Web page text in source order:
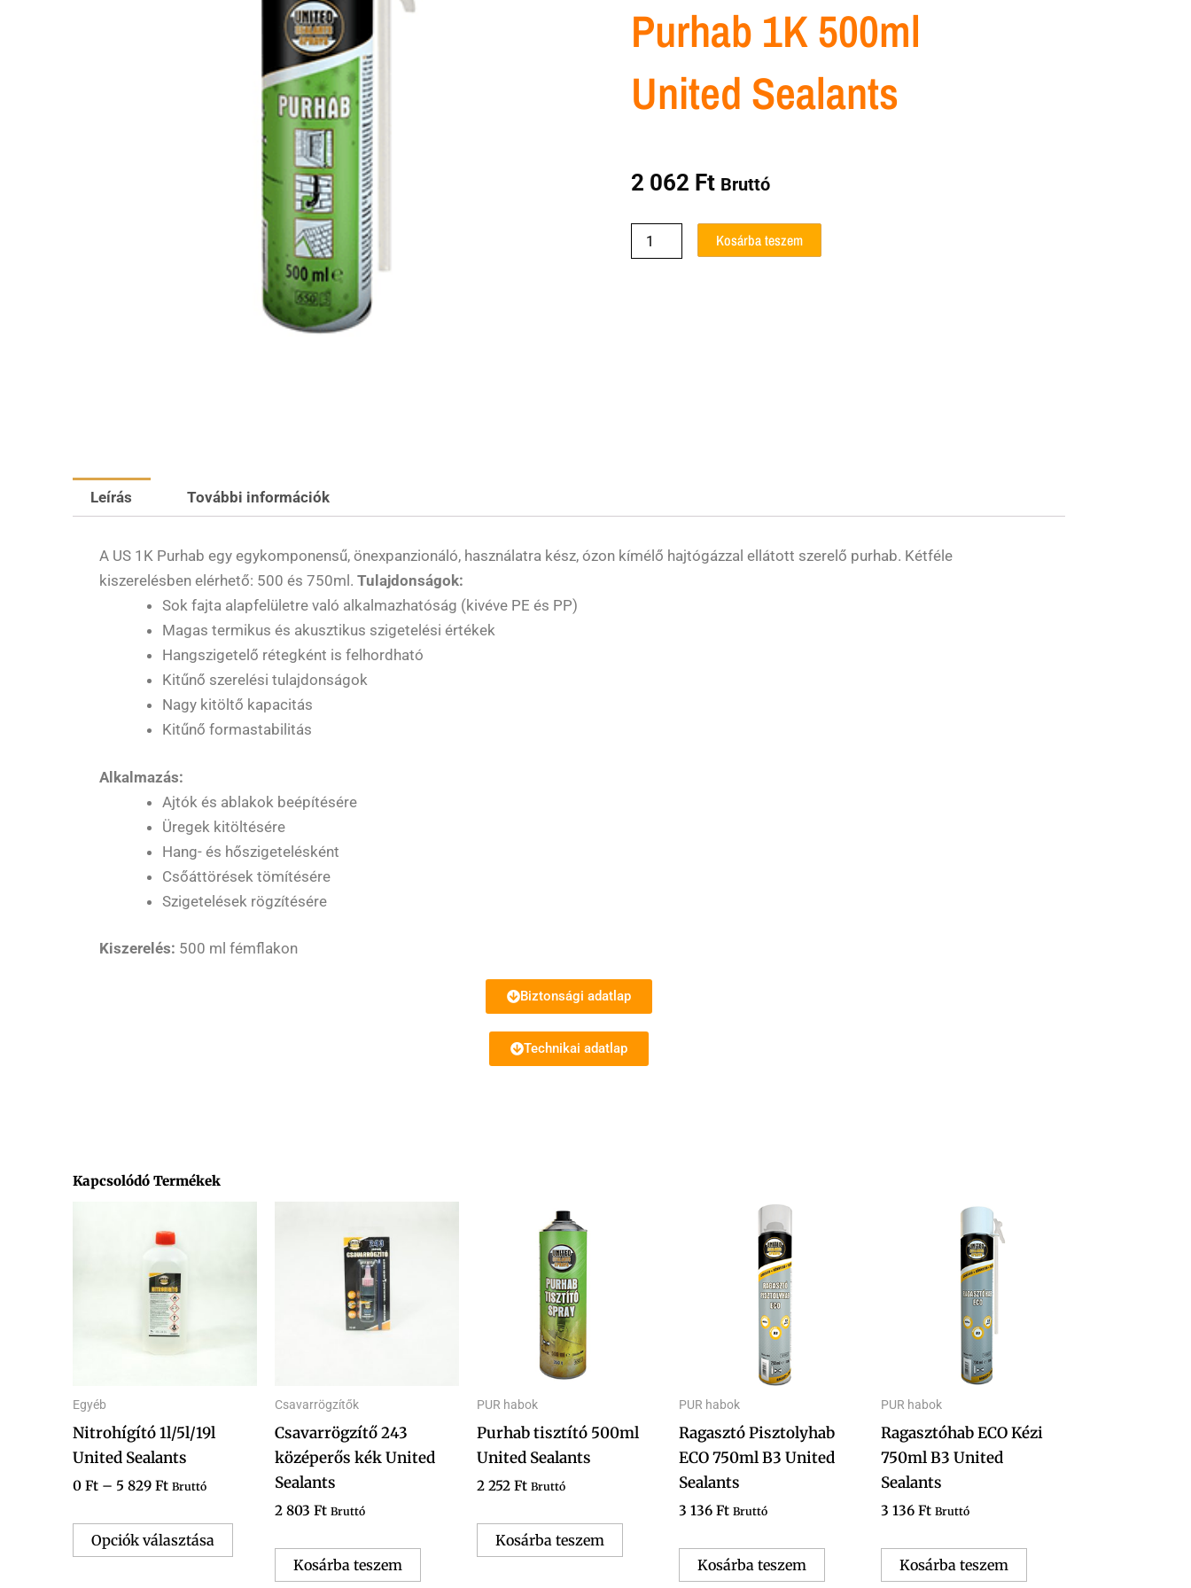
Purhab 1K 500ml
United Sealants
2 062 Ft Bruttó
Kosárba teszem
Leírás További információk
A US 1K Purhab egy egykomponensű, önexpanzionáló, használatra kész, ózon kímélő hajtógázzal ellátott szerelő purhab. Kétféle
kiszerelésben elérhető: 500 és 750ml. Tulajdonságok:
Sok fajta alapfelületre való alkalmazhatóság (kivéve PE és PP)
Magas termikus és akusztikus szigetelési értékek
Hangszigetelő rétegként is felhordható
Kitűnő szerelési tulajdonságok
Nagy kitöltő kapacitás
Kitűnő formastabilitás
Alkalmazás:
Ajtók és ablakok beépítésére
Üregek kitöltésére
Hang- és hőszigetelésként
Csőáttörések tömítésére
Szigetelések rögzítésére
Kiszerelés: 500 ml fémflakon
Biztonsági adatlap
Technikai adatlap
Kapcsolódó Termékek
Egyéb
Nitrohígító 1l/5l/19l
United Sealants
0 Ft – 5 829 Ft
-
5
829 Ft
Bruttó
Opciók választása
termékoldalon
választhatók
Csavarrögzítők
Csavarrögzítő 243
középerős kék United
Sealants
2 803 Ft Bruttó
Kosárba teszem
PUR habok
Purhab tisztító 500ml
United Sealants
2 252 Ft Bruttó
Kosárba teszem
PUR habok
Ragasztó Pisztolyhab
ECO 750ml B3 United
Sealants
3 136 Ft Bruttó
Kosárba teszem
PUR habok
Ragasztóhab ECO Kézi
750ml B3 United
Sealants
3 136 Ft Bruttó
Kosárba teszem